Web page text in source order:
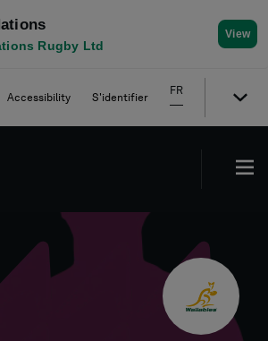
Rugby Ltd
View
Accessibility S'identifier
FR